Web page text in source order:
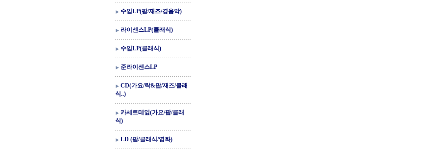
수입LP(팝/재즈/경음악)
라이센스LP(클래식)
수입LP(클래식)
준라이센스LP
CD(가요/락&팝/재즈/클래
식..)
카세트테잎(가요/팝/클래
식)
LD (팝/클래식/영화)